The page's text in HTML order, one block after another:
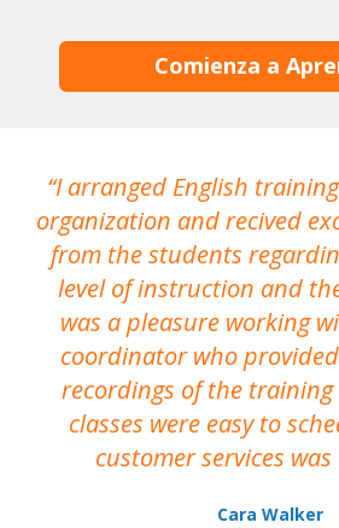
Comienza a
I arranged English
organization and recived
from the students
level of instruction and
was a pleasure working
coordinator who
recordings of the training
classes were easy to
customer services
Cara Walker